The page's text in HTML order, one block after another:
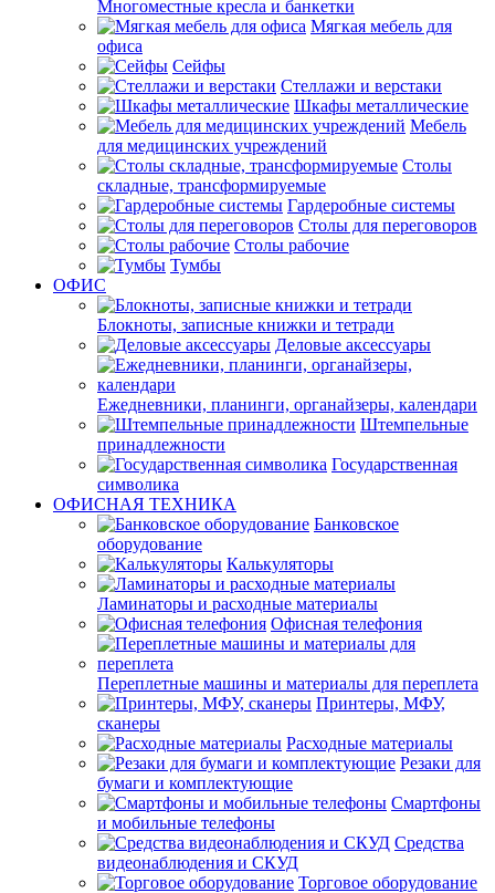
Многоместные кресла и банкетки
Мягкая мебель для
офиса
Сейфы
Стеллажи и верстаки
Шкафы металлические
Мебель
для медицинских учреждений
Столы
складные, трансформируемые
Гардеробные системы
Столы для переговоров
Столы рабочие
Тумбы
ОФИС
Блокноты, записные книжки и тетради
Деловые аксессуары
Ежедневники, планинги, органайзеры, календари
Штемпельные
принадлежности
Государственная
символика
ОФИСНАЯ ТЕХНИКА
Банковское
оборудование
Калькуляторы
Ламинаторы и расходные материалы
Офисная телефония
Переплетные машины и материалы для переплета
Принтеры, МФУ,
сканеры
Расходные материалы
Резаки для
бумаги и комплектующие
Смартфоны
и мобильные телефоны
Средства
видеонаблюдения и СКУД
Торговое оборудование